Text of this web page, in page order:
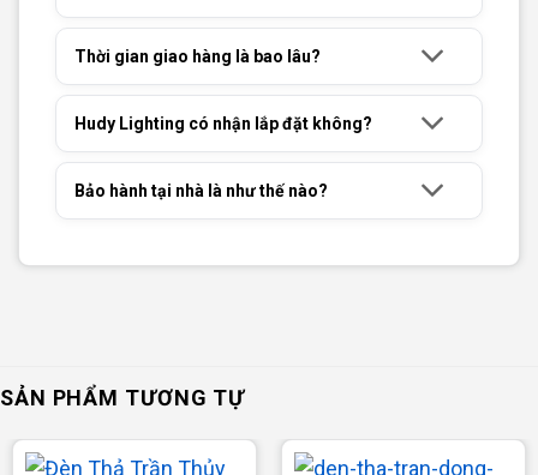
Thời gian giao hàng là bao lâu?
Hudy Lighting có nhận lắp đặt không?
Bảo hành tại nhà là như thế nào?
SẢN PHẨM TƯƠNG TỰ